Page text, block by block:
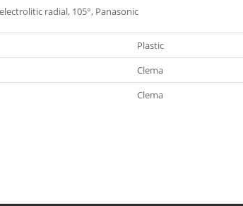
radial, 105°, Panasonic
Plastic
Clema
Clema